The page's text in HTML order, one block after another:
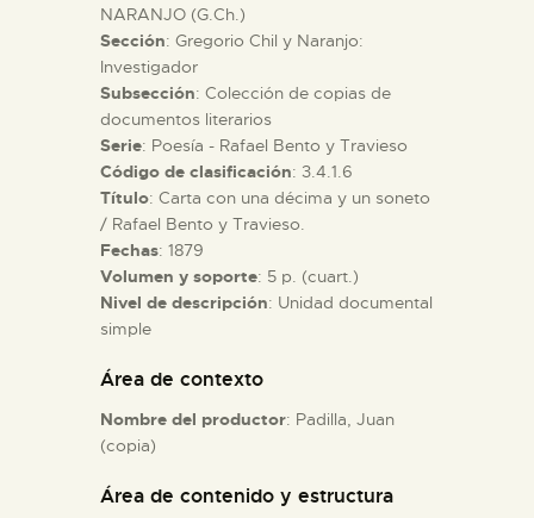
█
EL MUSEO
COLECCIONES
DIDÁCTICA
ESPAÑOL
NARANJO (G.Ch.)
Sección: Gregorio Chil y Naranjo:
Investigador
Subsección: Colección de copias de
documentos literarios
Serie: Poesía - Rafael Bento y Travieso
Código de clasificación: 3.4.1.6
Título: Carta con una décima y un soneto
/ Rafael Bento y Travieso.
Fechas: 1879
Volumen y soporte: 5 p. (cuart.)
Nivel de descripción: Unidad documental
simple
Área de contexto
Nombre del productor: Padilla, Juan
(copia)
Área de contenido y estructura